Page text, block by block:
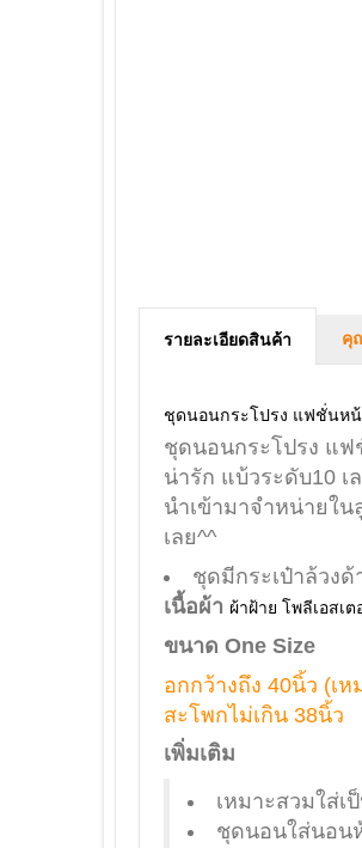
รายละเอียดสินค้า คุ
ชุดนอนกระโปรง แฟชั่นห
ชุดนอนกระโปรง แ
น่ารัก แบ้วระดับ10
นำเข้ามาจำหน่ายใ
เลย^^
ชุดมีกระเป๋าล้วง
เนื้อผ้า ผ้าฝ้าย โพลีเอสเ
ขนาด One Size
อกกว้างถึง 40นิ้ว (เ
สะโพกไม่เกิน 38นิ้ว
เพิ่มเติม
เหมาะสวมใส่
ชุดนอนใส่นอน